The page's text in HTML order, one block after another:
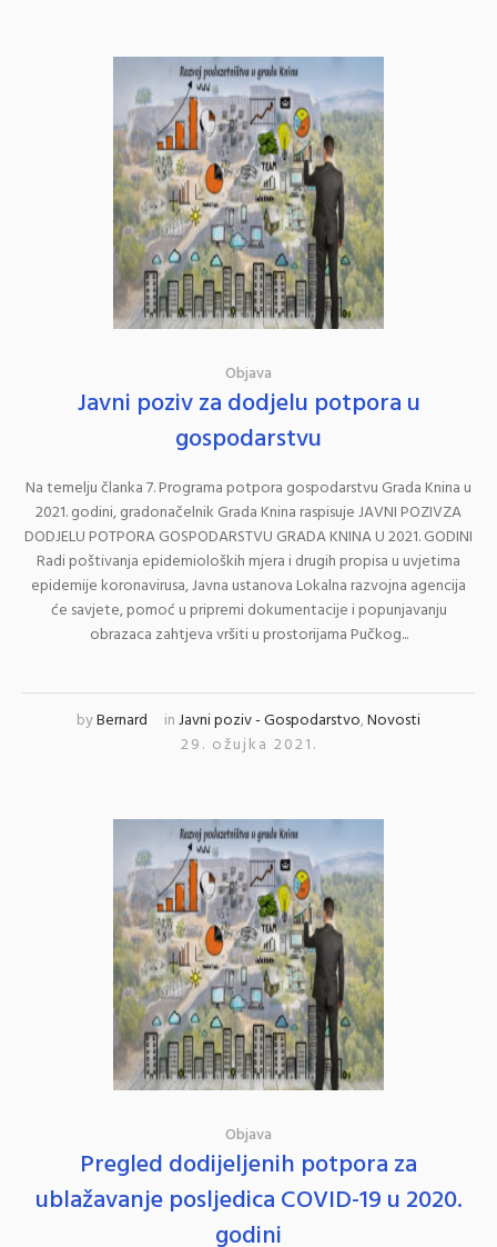
Objava
Javni poziv za dodjelu potpora u
gospodarstvu
Na temelju članka 7. Programa potpora gospodarstvu Grada Knina u
2021. godini, gradonačelnik Grada Knina raspisuje JAVNI POZIVZA
DODJELU POTPORA GOSPODARSTVU GRADA KNINA U 2021. GODINI
Radi poštivanja epidemioloških mjera i drugih propisa u uvjetima
epidemije koronavirusa, Javna ustanova Lokalna razvojna agencija
će savjete, pomoć u pripremi dokumentacije i popunjavanju
obrazaca zahtjeva vršiti u prostorijama Pučkog...
byBernard inJavni poziv - Gospodarstvo,Novosti
29. ožujka 2021.
Objava
Pregled dodijeljenih potpora za
ublažavanje posljedica COVID-19 u 2020.
godini